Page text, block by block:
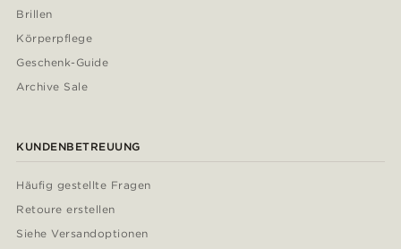
Brillen
Körperpflege
Geschenk-Guide
Archive Sale
KUNDENBETREUUNG
Häufig gestellte Fragen
Retoure erstellen
Siehe Versandoptionen